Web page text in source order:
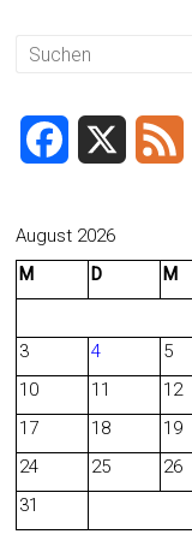
c
b
o
August 2026
M
D M
3
4 5
10
11 12
17
18 19
24
25 26
31